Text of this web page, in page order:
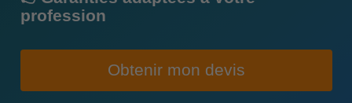
profession
Obtenir mon devis